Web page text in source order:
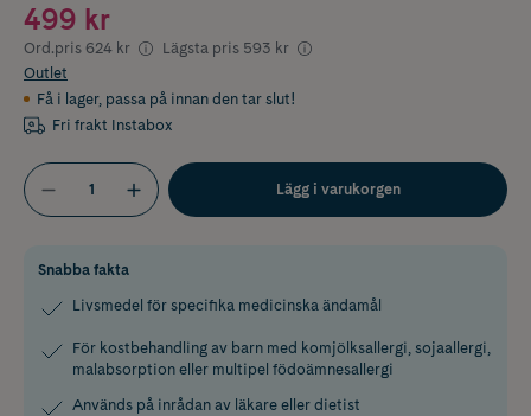
499 kr
Ord.pris 624 kr Lägsta pris 593 kr
Outlet
Få i lager, passa på innan den tar slut!
Fri frakt Instabox
Lägg i varukorgen
Snabba fakta
Livsmedel för specifika medicinska ändamål
För kostbehandling av barn med komjölksallergi, sojaallergi,
malabsorption eller multipel födoämnesallergi
Används på inrådan av läkare eller dietist